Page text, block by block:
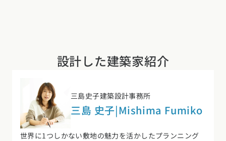
設計した建築家紹介
三島史子建築設計事務所
三島 史子|Mishima Fumiko
世界に1つしかない敷地の魅力を活かしたプランニング